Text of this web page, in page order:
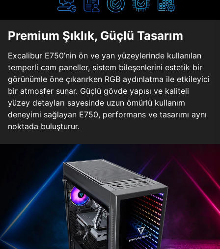
Premium Şıklık, Güçlü Tasarım
Excalibur E750’nin ön ve yan yüzeylerinde kullanılan
temperli cam paneller, sistem bileşenlerini estetik bir
görünümle öne çıkarırken RGB aydınlatma ile etkileyici
bir atmosfer sunar. Güçlü gövde yapısı ve kaliteli
yüzey detayları sayesinde uzun ömürlü kullanım
deneyimi sağlayan E750, performans ve tasarımı aynı
noktada buluşturur.